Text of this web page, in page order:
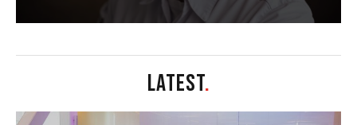
LATEST.